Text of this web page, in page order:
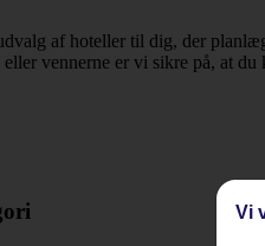
af hoteller til dig, der
vennerne er vi sikre på, at
Vi